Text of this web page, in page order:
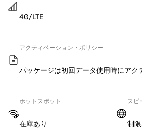
4G/LTE
アクティベーション・ポリシー
パッケージは初回データ使用時にアク
ホットスポット
在庫あり
スピ
制